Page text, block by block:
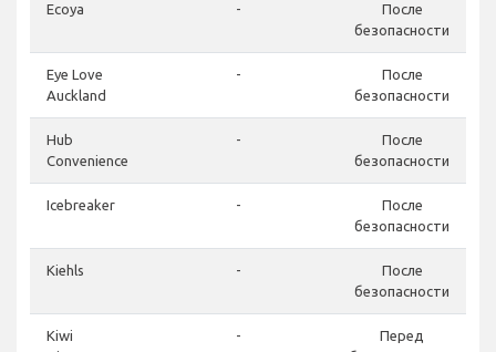
Ecoya -
После
безопасности
Eye Love
Auckland
-
После
безопасности
Hub
Convenience
-
После
безопасности
Icebreaker -
После
безопасности
Kiehls -
После
безопасности
Kiwi
-
Перед